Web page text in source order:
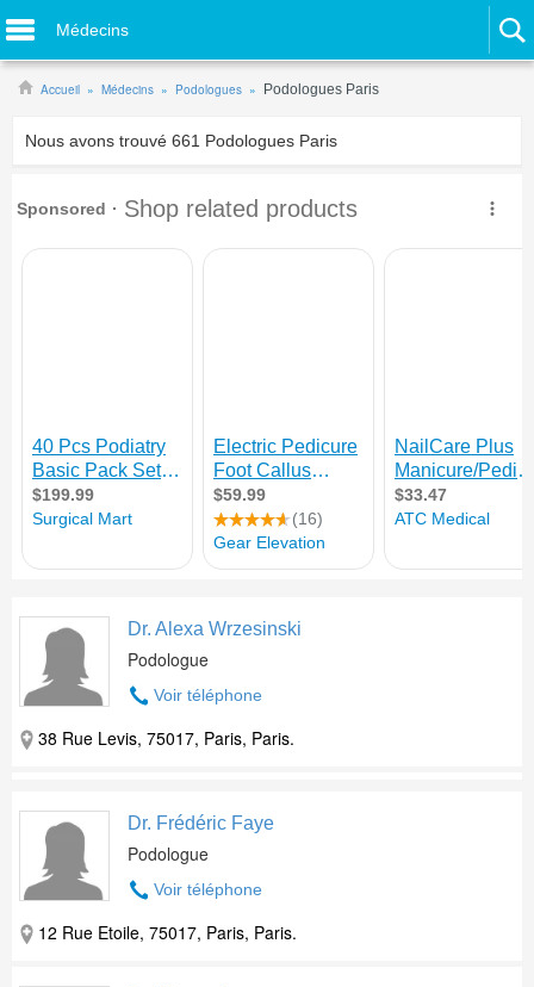
Médecins
Accueil Médecins Podologues Podologues Paris
Nous avons trouvé 661 Podologues Paris
Dr. Alexa Wrzesinski
Podologue
Voir téléphone
38 Rue Levis, 75017, Paris, Paris.
Dr. Frédéric Faye
Podologue
Voir téléphone
12 Rue Etoile, 75017, Paris, Paris.